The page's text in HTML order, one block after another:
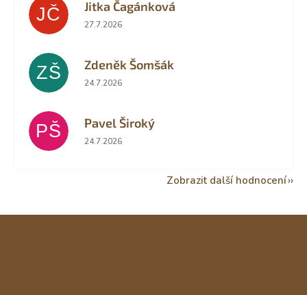
JČ Jitka Čagánková
Hodnocení obchodu je 5 z 5 hvězdiček.
27.7.2026
ZŠ Zdeněk Šomšák
Hodnocení obchodu je 5 z 5 hvězdiček.
24.7.2026
PŠ Pavel Široký
Hodnocení obchodu je 5 z 5 hvězdiček.
24.7.2026
Zobrazit další hodnocení